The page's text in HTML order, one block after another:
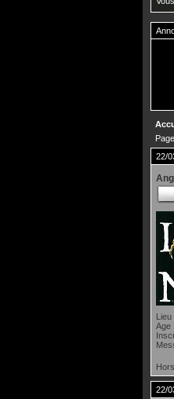
22/
Age
22/